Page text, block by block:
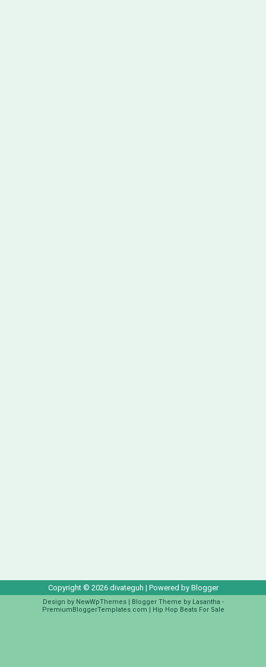
Copyright © 2026 divateguh | Powered by Blogger
Design by NewWpThemes| Blogger Theme by Lasantha -
PremiumBloggerTemplates.com
Hip Hop Beats For Sale